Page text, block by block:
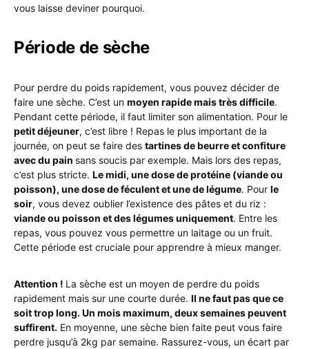
vous laisse deviner pourquoi.
Période de sèche
Pour perdre du poids rapidement, vous pouvez décider de
faire une sèche. C’est un moyen rapide mais très difficile.
Pendant cette période, il faut limiter son alimentation. Pour le
petit déjeuner, c’est libre ! Repas le plus important de la
journée, on peut se faire des tartines de beurre et confiture
avec du pain sans soucis par exemple. Mais lors des repas,
c’est plus stricte. Le midi, une dose de protéine (viande ou
poisson), une dose de féculent et une de légume. Pour le
soir, vous devez oublier l’existence des pâtes et du riz :
viande ou poisson et des légumes uniquement. Entre les
repas, vous pouvez vous permettre un laitage ou un fruit.
Cette période est cruciale pour apprendre à mieux manger.
Attention ! La sèche est un moyen de perdre du poids
rapidement mais sur une courte durée. Il ne faut pas que ce
soit trop long. Un mois maximum, deux semaines peuvent
suffirent. En moyenne, une sèche bien faite peut vous faire
perdre jusqu’à 2kg par semaine. Rassurez-vous, un écart par